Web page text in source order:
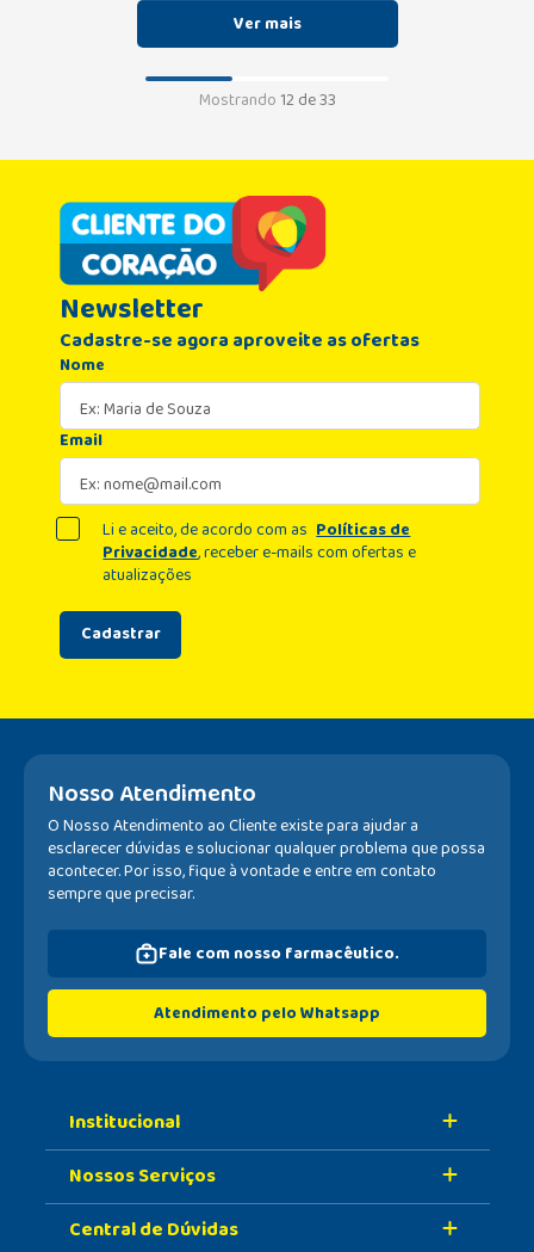
Mostrando12 de 33
Newsletter
Cadastre-se agora aproveite as ofertas
Nome
Email
Cadastrar
Li e aceito, de acordo com as Políticas de
Privacidade, receber e-mails com ofertas e
atualizações
Nosso Atendimento
O Nosso Atendimento ao Cliente existe para ajudar a
esclarecer dúvidas e solucionar qualquer problema que possa
acontecer. Por isso, fique à vontade e entre em contato
sempre que precisar.
Fale com nosso farmacêutico.
Atendimento pelo Whatsapp
Institucional
Sobre A Nossa Drogaria
Nossa História
Nossos Serviços
Retire Na Loja
Central de Dúvidas